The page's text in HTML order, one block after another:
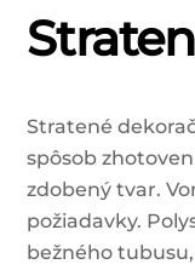
Stratené
spôsob
zdobený tvar.
požiadavky.
bežného